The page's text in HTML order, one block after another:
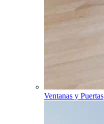
Ventanas y Puertas